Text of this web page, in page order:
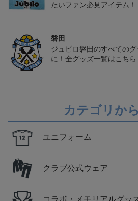
たいファン必見アイテム！
磐田
ジュビロ磐田のすべての
に！全グッズ一覧はこちら
カテゴリか
ユニフォーム
クラブ公式ウェア